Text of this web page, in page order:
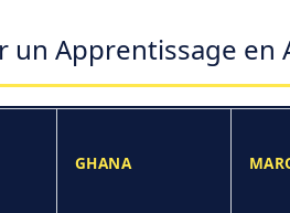
Apprentissage en
GHANA